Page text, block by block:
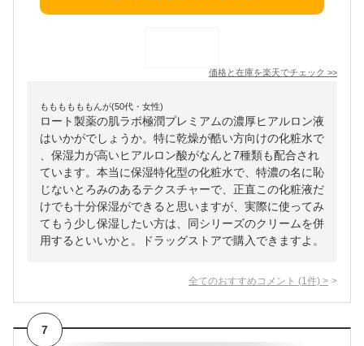
価格と在庫を楽天でチェック >>
ももももももんが(50代・女性)
ロート製薬の肌ラボ極潤プレミアムの濃厚ヒアルロン液
はいかがでしょうか。特に乾燥が酷い方向けの化粧水で
、保湿力が高いヒアルロン酸がなんと7種類も配合され
ています。本当に保湿特化型の化粧水で、特濃の名に恥
じないとろみのあるテクスチャーで、正直この化粧液だ
けでも十分保湿ができると思いますが、実際に使ってみ
てもう少し保湿したい方は、同シリーズのクリームを併
用するといいかと。ドラッグストアで購入できますよ。
全てのおすすめコメント (1 件) >
7